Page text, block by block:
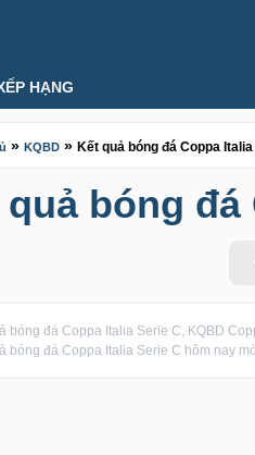
HẠNG
» KQBD » Kết quả bóng đá Coppa
quả bóng đá
bóng đá Coppa Italia Serie C, KQBD
bóng đá Coppa Italia Serie C hôm nay